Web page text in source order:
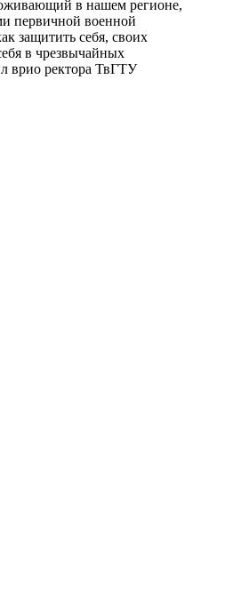
в нашем регионе,
первичной военной
защитить себя, своих
в чрезвычайных
врио ректора ТвГТУ